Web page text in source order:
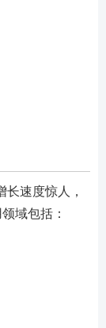
速度惊人，
域包括：